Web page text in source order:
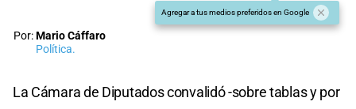
Agregar a tus medios preferidos en Google
Por:Mario Cáffaro
Política.
La Cámara de Diputados convalidó -sobre tablas y por